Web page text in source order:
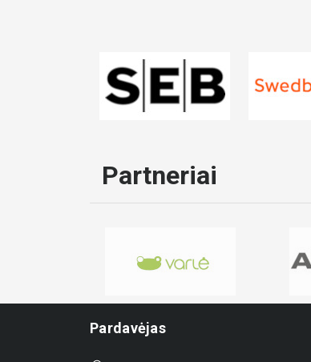
Partneriai
Pardavėjas